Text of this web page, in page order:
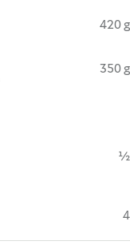
420 g
350 g
½
4